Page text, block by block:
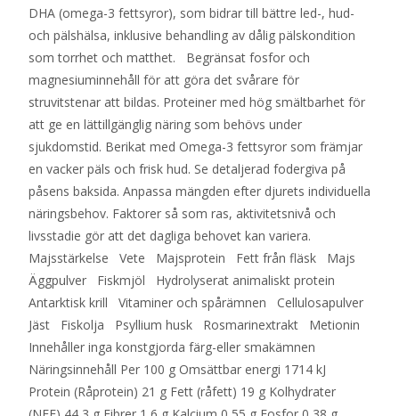
DHA (omega-3 fettsyror), som bidrar till bättre led-, hud-
och pälshälsa, inklusive behandling av dålig pälskondition
som torrhet och matthet. Begränsat fosfor och
magnesiuminnehåll för att göra det svårare för
struvitstenar att bildas. Proteiner med hög smältbarhet för
att ge en lättillgänglig näring som behövs under
sjukdomstid. Berikat med Omega-3 fettsyror som främjar
en vacker päls och frisk hud. Se detaljerad fodergiva på
påsens baksida. Anpassa mängden efter djurets individuella
näringsbehov. Faktorer så som ras, aktivitetsnivå och
livsstadie gör att det dagliga behovet kan variera.
Majsstärkelse Vete Majsprotein Fett från fläsk Majs
Äggpulver Fiskmjöl Hydrolyserat animaliskt protein
Antarktisk krill Vitaminer och spårämnen Cellulosapulver
Jäst Fiskolja Psyllium husk Rosmarinextrakt Metionin
Innehåller inga konstgjorda färg-eller smakämnen
Näringsinnehåll Per 100 g Omsättbar energi 1714 kJ
Protein (Råprotein) 21 g Fett (råfett) 19 g Kolhydrater